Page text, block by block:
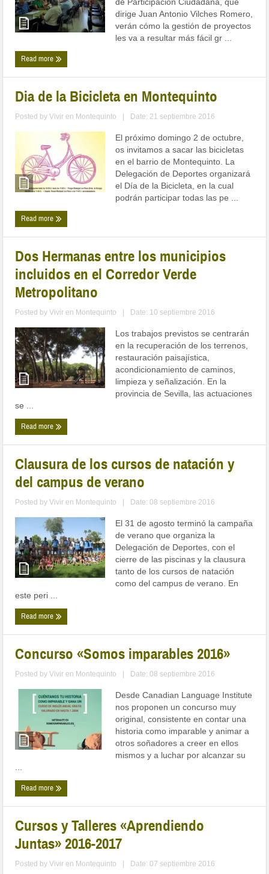
de Participación Ciudadana, que
dirige Juan Antonio Vilches Romero,
verán cómo la gestión de proyectos
les va a resultar más fácil gr ...
Read more
Dia de la Bicicleta en Montequinto
Posted byVivir en Montequinto Date: 21 septiembre 2016
El próximo domingo 2 de octubre,
os invitamos a sacar las bicicletas
en el barrio de Montequinto. La
Delegación de Deportes organizará
el Día de la Bicicleta, en la cual
podrán participar todas las pe ...
Read more
Dos Hermanas entre los municipios
incluidos en el Corredor Verde
Metropolitano
Posted byVivir en Montequinto Date: 10 septiembre 2016
Los trabajos previstos se centrarán
en la recuperación de los terrenos,
restauración paisajística,
acondicionamiento de caminos,
limpieza y señalización. En la
provincia de Sevilla, las actuaciones
se ...
Read more
Clausura de los cursos de natación y
del campus de verano
Posted byVivir en Montequinto Date: 08 septiembre 2016
El 31 de agosto terminó la campaña
de verano que organiza la
Delegación de Deportes, con el
cierre de las piscinas y la clausura
tanto de los cursos de natación
como del campus de verano. En
este peri ...
Read more
Concurso «Somos imparables 2016»
Posted byVivir en Montequinto Date: 08 septiembre 2016
Desde Canadian Language Institute
nos proponen un concurso muy
original, consistente en contar una
historia como imparable y animar a
otros soñadores a creer en ellos
mismos y a luchar por alcanzar su
...
Read more
Cursos y Talleres «Aprendiendo
Juntas» 2016-2017
Posted byVivir en Montequinto Date: 07 septiembre 2016